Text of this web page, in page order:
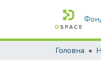
Головна